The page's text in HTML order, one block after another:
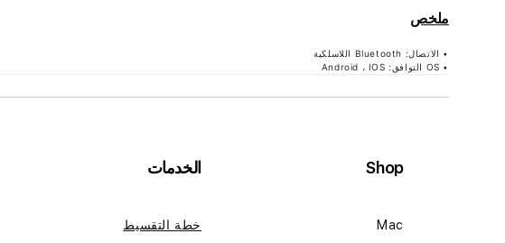
ملخص
• الاتصال: Bluetooth اللاسلكية
• OS التوافق: Android ، IOS
Shop
Mac
الخدمات
خطة التقسيط